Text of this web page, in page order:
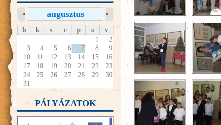
augusztus
« »
h k s c p s
v
1
2
3
4 5 6 7 8
9
10
11 12 13 14 15
16
17
18 19 20 21 22
23
24
25 26 27 28 29
30
31
PÁLYÁZATOK